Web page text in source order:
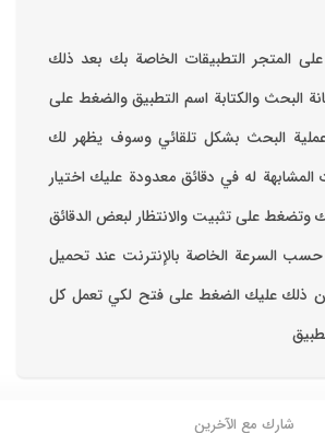
المتجر التطبيقات الخاصة بك ‏بعد ذلك
البحث والكتابة اسم التطبيق والضغط على
البحث بشكل تلقائي وسوف يظهر لك
المشابهة له في دقائق معدودة ‏عليك اختيار
وتضغط على تثبيت والانتظار لبعض الدقائق
السرعة الخاصة بالإنترنت ‏عند تحميل
من ذلك عليك الضغط على فتح لكي تعمل كل
شارك مع الآخرين